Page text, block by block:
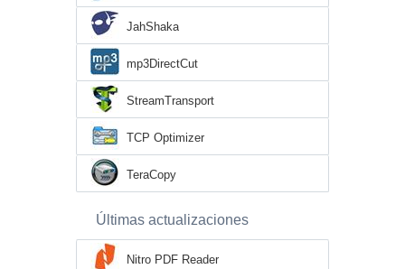
JahShaka
mp3DirectCut
StreamTransport
TCP Optimizer
TeraCopy
Últimas actualizaciones
Nitro PDF Reader